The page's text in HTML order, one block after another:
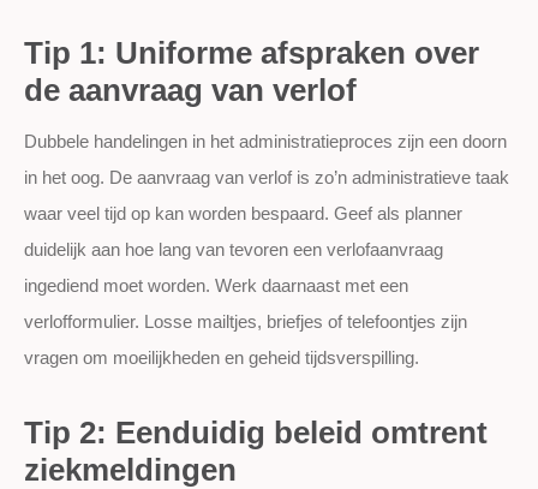
Tip 1: Uniforme afspraken over
de aanvraag van verlof
Dubbele handelingen in het administratieproces zijn een doorn
in het oog. De aanvraag van verlof is zo’n administratieve taak
waar veel tijd op kan worden bespaard. Geef als planner
duidelijk aan hoe lang van tevoren een verlofaanvraag
ingediend moet worden. Werk daarnaast met een
verlofformulier. Losse mailtjes, briefjes of telefoontjes zijn
vragen om moeilijkheden en geheid tijdsverspilling.
Tip 2: Eenduidig beleid omtrent
ziekmeldingen